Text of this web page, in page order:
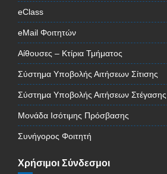
eClass
eMail Φοιτητών
Αίθουσες – Κτίρια Τμήματος
Σύστημα Υποβολής Αιτήσεων Σίτισης
Σύστημα Υποβολής Αιτήσεων Στέγασης
Μονάδα Ισότιμης Πρόσβασης
Συνήγορος Φοιτητή
Χρήσιμοι Σύνδεσμοι